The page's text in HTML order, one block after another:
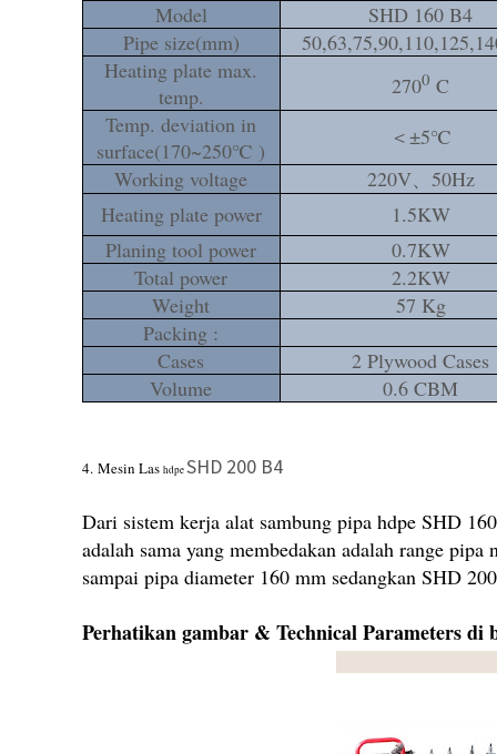
Model
SHD 160 B4
Pipe size(mm)
Heating plate max.
temp.
2700 C
Temp. deviation in
surface(170~250℃ )
＜±5℃
Working voltage
220V、50Hz
Heating plate power
1.5KW
Planing tool power
0.7KW
Total power
2.2KW
Weight
57 Kg
Packing :
Cases
2 Plywood Cases
Volume
0.6 CBM
4. Mesin Las hdpeSHD 200 B4
Dari sistem kerja alat sambung pipa hdpe SHD
adalah sama yang membedakan adalah range pipa
sampai pipa diameter 160 mm sedangkan SHD
Perhatikan gambar & Technical Parameters di